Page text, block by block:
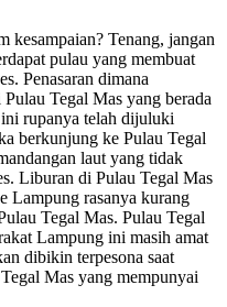
kesampaian? Tenang, jangan
pulau yang membuat
Penasaran dimana
Tegal Mas yang berada
rupanya telah dijuluki
berkunjung ke Pulau Tegal
laut yang tidak
Liburan di Pulau Tegal Mas
Lampung rasanya kurang
Tegal Mas. Pulau Tegal
Lampung ini masih amat
dibikin terpesona saat
Mas yang mempunyai